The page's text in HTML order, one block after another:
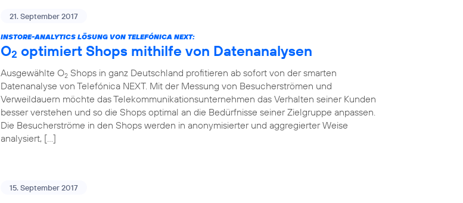
21. September 2017
INSTORE-ANALYTICS LÖSUNG VON TELEFÓNICA NEXT:
O2 optimiert Shops mithilfe von Datenanalysen
Ausgewählte O2 Shops in ganz Deutschland profitieren ab sofort von der smarten
Datenanalyse von Telefónica NEXT. Mit der Messung von Besucherströmen und
Verweildauern möchte das Telekommunikationsunternehmen das Verhalten seiner Kunden
besser verstehen und so die Shops optimal an die Bedürfnisse seiner Zielgruppe anpassen.
Die Besucherströme in den Shops werden in anonymisierter und aggregierter Weise
analysiert, […]
15. September 2017